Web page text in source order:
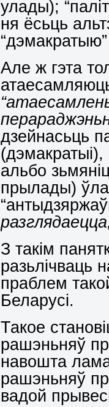
улады);
ня ёсьць
Але ж гэта
дзейнасьць
альбо
прылады)
З такім
разьлічваць
праблем
Беларусі.
Такое
рашэньняў
навошта
рашэньняў
вадой